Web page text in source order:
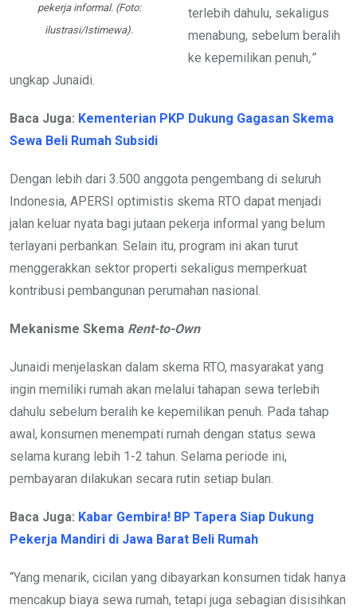
pekerja informal. (Foto:
ilustrasi/Istimewa).
terlebih dahulu, sekaligus
menabung, sebelum beralih
ke kepemilikan penuh,”
ungkap Junaidi.
Baca Juga: Kementerian PKP Dukung Gagasan Skema
Sewa Beli Rumah Subsidi
Dengan lebih dari 3.500 anggota pengembang di seluruh
Indonesia, APERSI optimistis skema RTO dapat menjadi
jalan keluar nyata bagi jutaan pekerja informal yang belum
terlayani perbankan. Selain itu, program ini akan turut
menggerakkan sektor properti sekaligus memperkuat
kontribusi pembangunan perumahan nasional.
Mekanisme Skema Rent-to-Own
Junaidi menjelaskan dalam skema RTO, masyarakat yang
ingin memiliki rumah akan melalui tahapan sewa terlebih
dahulu sebelum beralih ke kepemilikan penuh. Pada tahap
awal, konsumen menempati rumah dengan status sewa
selama kurang lebih 1-2 tahun. Selama periode ini,
pembayaran dilakukan secara rutin setiap bulan.
Baca Juga: Kabar Gembira! BP Tapera Siap Dukung
Pekerja Mandiri di Jawa Barat Beli Rumah
“Yang menarik, cicilan yang dibayarkan konsumen tidak hanya
mencakup biaya sewa rumah, tetapi juga sebagian disisihkan